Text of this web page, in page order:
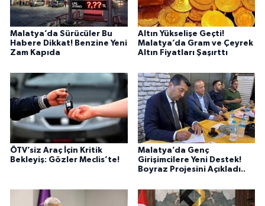
Malatya’da Sürücüler Bu
Habere Dikkat! Benzine Yeni
Zam Kapıda
Altın Yükselişe Geçti!
Malatya’da Gram ve Çeyrek
Altın Fiyatları Şaşırttı
ÖTV’siz Araç İçin Kritik
Bekleyiş: Gözler Meclis’te!
Malatya’da Genç
Girişimcilere Yeni Destek!
Boyraz Projesini Açıkladı..